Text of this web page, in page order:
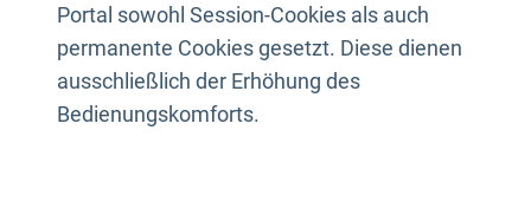
Portal sowohl Session-Cookies als auch
permanente Cookies gesetzt. Diese dienen
ausschließlich der Erhöhung des
Bedienungskomforts.